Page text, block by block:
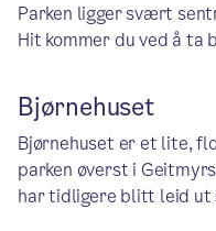
Parken ligger svært
Hit kommer du ved å ta
Bjørnehuset
Bjørnehuset er et lite,
parken øverst i
har tidligere blitt leid ut